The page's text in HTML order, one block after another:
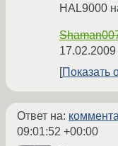
HAL9000
Показать
Ответ на:
09:01:52 +00:00